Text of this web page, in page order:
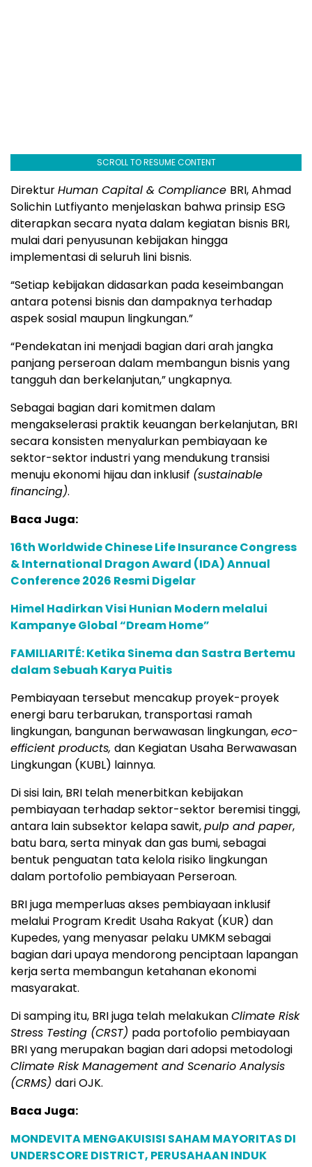
SCROLL TO RESUME CONTENT
DirekturHuman Capital & Compliance BRI, Ahmad
Solichin Lutfiyanto menjelaskan bahwa prinsip ESG
diterapkan secara nyata dalam kegiatan bisnis BRI,
mulai dari penyusunan kebijakan hingga
implementasi di seluruh lini bisnis.
“Setiap kebijakan didasarkan pada keseimbangan
antara potensi bisnis dan dampaknya terhadap
aspek sosial maupun lingkungan.”
“Pendekatan ini menjadi bagian dari arah jangka
panjang perseroan dalam membangun bisnis yang
tangguh dan berkelanjutan,” ungkapnya.
Sebagai bagian dari komitmen dalam
mengakselerasi praktik keuangan berkelanjutan, BRI
secara konsisten menyalurkan pembiayaan ke
sektor-sektor industri yang mendukung transisi
menuju ekonomi hijau dan inklusif (sustainable
financing).
Baca Juga:
16th Worldwide Chinese Life Insurance Congress
& International Dragon Award (IDA) Annual
Conference 2026 Resmi Digelar
Himel Hadirkan Visi Hunian Modern melalui
Kampanye Global “Dream Home”
FAMILIARITÉ: Ketika Sinema dan Sastra Bertemu
dalam Sebuah Karya Puitis
Pembiayaan tersebut mencakup proyek-proyek
energi baru terbarukan, transportasi ramah
lingkungan, bangunan berwawasan lingkungan,eco-
efficient products, dan Kegiatan Usaha Berwawasan
Lingkungan (KUBL) lainnya.
Di sisi lain, BRI telah menerbitkan kebijakan
pembiayaan terhadap sektor-sektor beremisi tinggi,
antara lain subsektor kelapa sawit,pulp and paper,
batu bara, serta minyak dan gas bumi, sebagai
bentuk penguatan tata kelola risiko lingkungan
dalam portofolio pembiayaan Perseroan.
BRI juga memperluas akses pembiayaan inklusif
melalui Program Kredit Usaha Rakyat (KUR) dan
Kupedes, yang menyasar pelaku UMKM sebagai
bagian dari upaya mendorong penciptaan lapangan
kerja serta membangun ketahanan ekonomi
masyarakat.
Di samping itu, BRI juga telah melakukanClimate Risk
Stress Testing (CRST) pada portofolio pembiayaan
BRI yang merupakan bagian dari adopsi metodologi
Climate Risk Management and Scenario Analysis
(CRMS) dari OJK.
Baca Juga:
MONDEVITA MENGAKUISISI SAHAM MAYORITAS DI
UNDERSCORE DISTRICT, PERUSAHAAN INDUK